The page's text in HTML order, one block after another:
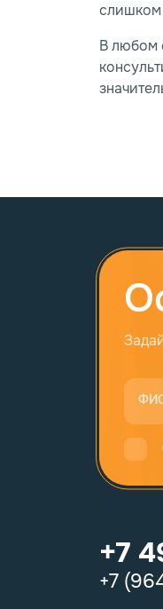
слишком
В любом
+7
+7